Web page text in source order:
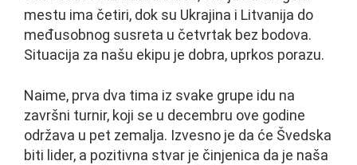
mestu ima četiri, dok su Ukrajina i Litvanija do
međusobnog susreta u četvrtak bez bodova.
Situacija za našu ekipu je dobra, uprkos porazu.
Naime, prva dva tima iz svake grupe idu na
završni turnir, koji se u decembru ove godine
održava u pet zemalja. Izvesno je da će Švedska
biti lider, a pozitivna stvar je činjenica da je naša